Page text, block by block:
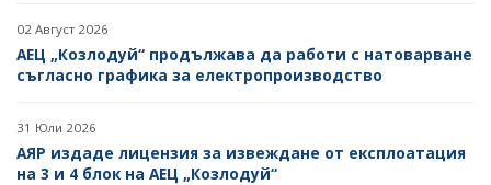
02 Август 2026
АЕЦ „Козлодуй“ продължава да работи с натоварване
съгласно графика за електропроизводство
31 Юли 2026
АЯР издаде лицензия за извеждане от експлоатация
на 3 и 4 блок на АЕЦ „Козлодуй“
СУРОВИНИТЕ
ИНИЦИАТИВА НА ЕВРОПЕЙСКАТА КОМИСИЯ ЗА
СЪГЛАСУВАНИ ЦЯЛОСТНИ ПРОЕКТИ ЗА ДОБИВ